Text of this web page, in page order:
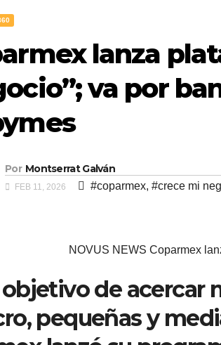
lanza
va por
Por Montserrat Galván
FEB 11, 2026 #coparmex, #crece mi
NOVUS NEWS Coparmex
de acercar
pequeñas y